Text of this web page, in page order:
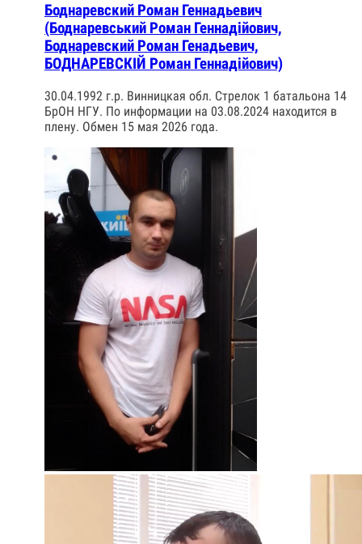
Боднаревский Роман Геннадьевич
(Боднаревський Роман Геннадійович,
Боднаревский Роман Генадьевич,
БОДНАРЕВСКІЙ Роман Геннадійович)
30.04.1992 г.р. Винницкая обл. Стрелок 1 батальона 14
БрОН НГУ. По информации на 03.08.2024 находится в
плену. Обмен 15 мая 2026 года.